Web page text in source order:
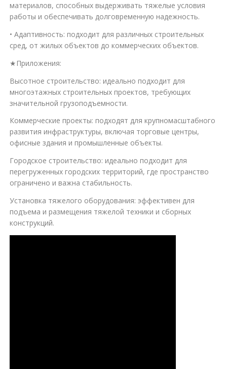
материалов, способных выдерживать тяжелые условия
работы и обеспечивать долговременную надежность.
• Адаптивность: подходит для различных строительных
сред, от жилых объектов до коммерческих объектов.
★Приложения:
Высотное строительство: идеально подходит для
многоэтажных строительных проектов, требующих
значительной грузоподъемности.
Коммерческие проекты: подходят для крупномасштабного
развития инфраструктуры, включая торговые центры,
офисные здания и промышленные объекты.
Городское строительство: идеально подходит для
перегруженных городских территорий, где пространство
ограничено и важна стабильность.
Установка тяжелого оборудования: эффективен для
подъема и размещения тяжелой техники и сборных
конструкций.